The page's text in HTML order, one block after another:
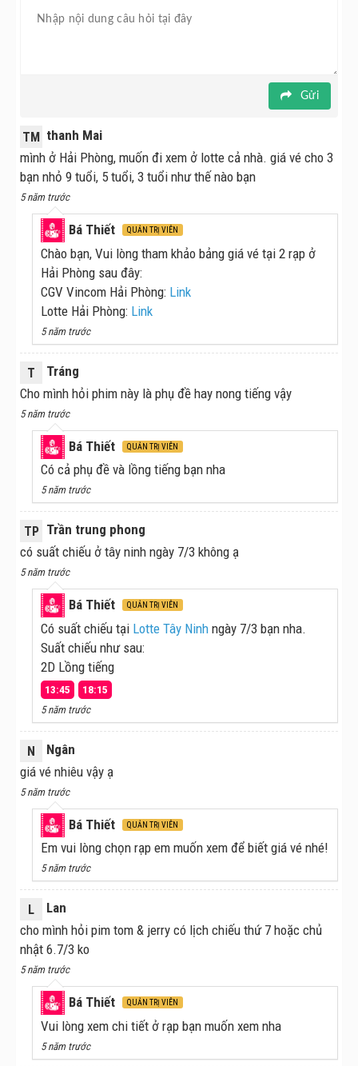
Gửi
TM
thanh Mai
mình ở Hải Phòng, muốn đi xem ở lotte cả nhà. giá vé cho 3
bạn nhỏ 9 tuổi, 5 tuổi, 3 tuổi như thế nào bạn
5 năm trước
Bá Thiết QUẢN TRỊ VIÊN
Chào bạn, Vui lòng tham khảo bảng giá vé tại 2 rạp ở
Hải Phòng sau đây:
CGV Vincom Hải Phòng: Link
Lotte Hải Phòng: Link
5 năm trước
T
Tráng
Cho mình hỏi phim này là phụ đề hay nong tiếng vậy
5 năm trước
Bá Thiết QUẢN TRỊ VIÊN
Có cả phụ đề và lồng tiếng bạn nha
5 năm trước
TP Trần trung phong
có suất chiếu ở tây ninh ngày 7/3 không ạ
5 năm trước
Bá Thiết QUẢN TRỊ VIÊN
Có suất chiếu tại Lotte Tây Ninh ngày 7/3 bạn nha.
Suất chiếu như sau:
2D Lồng tiếng
13:45 18:15
5 năm trước
N
Ngân
giá vé nhiêu vậy ạ
5 năm trước
Bá Thiết QUẢN TRỊ VIÊN
Em vui lòng chọn rạp em muốn xem để biết giá vé nhé!
5 năm trước
L
Lan
cho mình hỏi pim tom & jerry có lịch chiếu thứ 7 hoặc chủ
nhật 6.7/3 ko
5 năm trước
Bá Thiết QUẢN TRỊ VIÊN
Vui lòng xem chi tiết ở rạp bạn muốn xem nha
5 năm trước